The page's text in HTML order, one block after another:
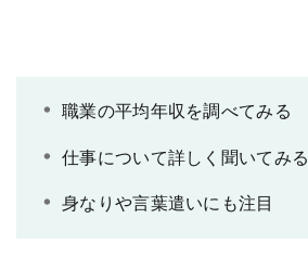
職業の平均年収を調べてみる
仕事について詳しく聞いてみる
身なりや言葉遣いにも注目